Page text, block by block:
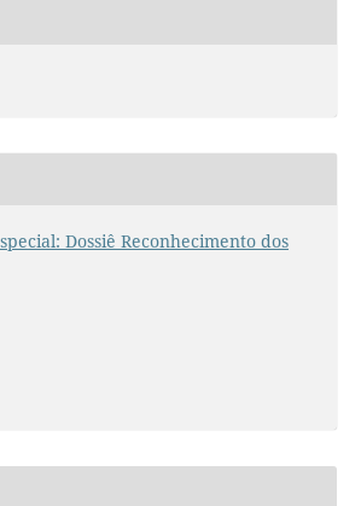
Dossiê Reconhecimento dos